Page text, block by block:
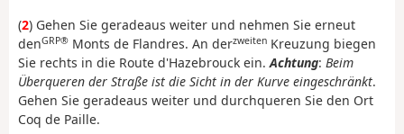
(2) Gehen Sie geradeaus weiter und nehmen Sie erneut
denGRP® Monts de Flandres. An derzweiten Kreuzung biegen
Sie rechts in die Route d'Hazebrouck ein.Achtung: Beim
Überqueren der Straße ist die Sicht in der Kurve eingeschränkt.
Gehen Sie geradeaus weiter und durchqueren Sie den Ort
Coq de Paille.